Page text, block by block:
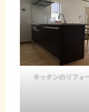
キッチンのリフォ